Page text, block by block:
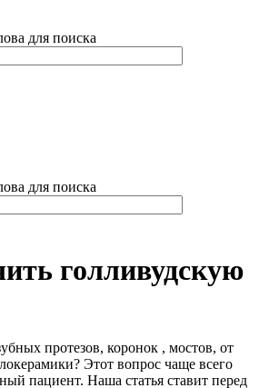
для поиска
для поиска
голливудскую
протезов, коронок , мостов, от
Этот вопрос чаще всего
пациент. Наша статья ставит перед